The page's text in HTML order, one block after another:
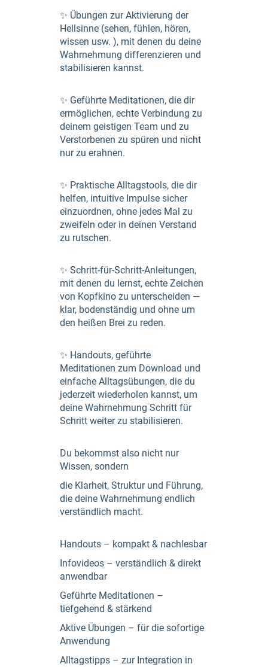
✨ Übungen zur Aktivierung der
Hellsinne (sehen, fühlen, hören,
wissen usw. ), mit denen du deine
Wahrnehmung differenzieren und
stabilisieren kannst.
✨ Geführte Meditationen, die dir
ermöglichen, echte Verbindung zu
deinem geistigen Team und zu
Verstorbenen zu spüren und nicht
nur zu erahnen.
✨ Praktische Alltagstools, die dir
helfen, intuitive Impulse sicher
einzuordnen, ohne jedes Mal zu
zweifeln oder in deinen Verstand
zu rutschen.
✨ Schritt-für-Schritt-Anleitungen,
mit denen du lernst, echte Zeichen
von Kopfkino zu unterscheiden —
klar, bodenständig und ohne um
den heißen Brei zu reden.
✨ Handouts, geführte
Meditationen zum Download und
einfache Alltagsübungen, die du
jederzeit wiederholen kannst, um
deine Wahrnehmung Schritt für
Schritt weiter zu stabilisieren.
Du bekommst also nicht nur
Wissen, sondern
die Klarheit, Struktur und Führung,
die deine Wahrnehmung endlich
verständlich macht.
Handouts – kompakt & nachlesbar
Infovideos – verständlich & direkt
anwendbar
Geführte Meditationen –
tiefgehend & stärkend
Aktive Übungen – für die sofortige
Anwendung
Alltagstipps – zur Integration in